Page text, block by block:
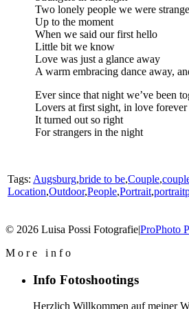
Two lonely people we were
Up to the moment
When we said our first hello
Little bit we know
Love was just a glance away
A warm embracing dance away,
Ever since that night we’ve been
Lovers at first sight, in love forever
It turned out so right
For strangers in the night
Tags: Augsburg,bride to be,Couple,
Location,Outdoor,People,Portrait,
© 2026 Luisa Possi Fotografie|ProPhoto
M o r e i n f o
Info Fotoshootings
Herzlich Willkommen auf meiner